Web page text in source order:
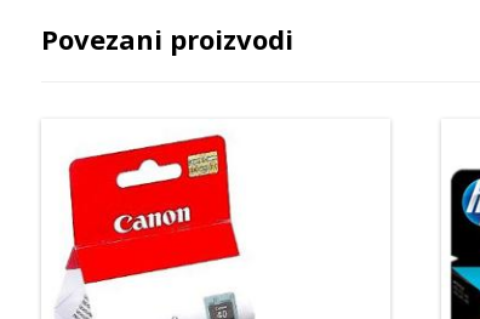
Povezani proizvodi